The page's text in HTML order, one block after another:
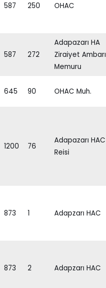
587 250 OHAC
587 272
Adapazarı HA
Ziraiyet Ambarı
Memuru
645 90 OHAC Muh.
1200 76
Adapazarı HAC
Reisi
873 1 Adapzarı HAC
873 2 Adapzarı HAC